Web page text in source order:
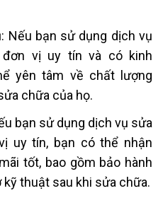
Nếu bạn sử dụng dịch vụ
vị uy tín và có kinh
yên tâm về chất lượng
chữa của họ.
bạn sử dụng dịch vụ sửa
uy tín, bạn có thể nhận
tốt, bao gồm bảo hành
thuật sau khi sửa chữa.